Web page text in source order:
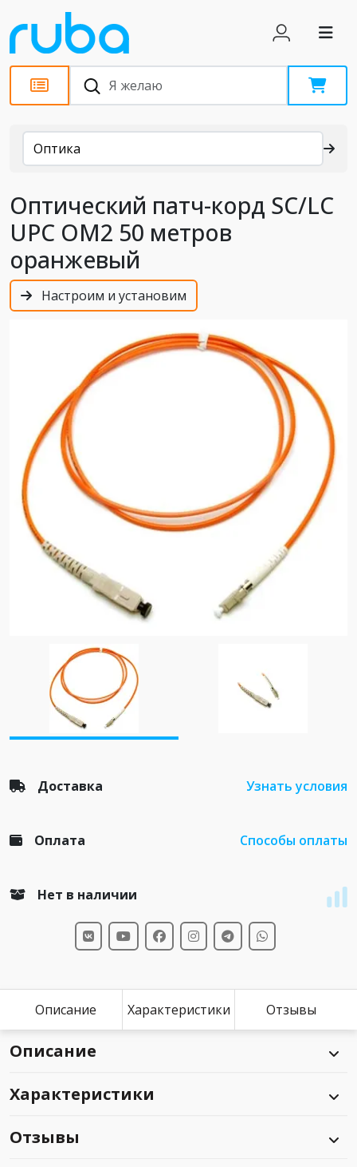
Каталог
Оптика
Оптический патч-корд SC/LC
UPC OM2 50 метров
оранжевый
Настроим и установим
Доставка Узнать условия
Оплата Способы оплаты
Нет в наличии
Описание Характеристики Отзывы
Описание
Характеристики
Отзывы